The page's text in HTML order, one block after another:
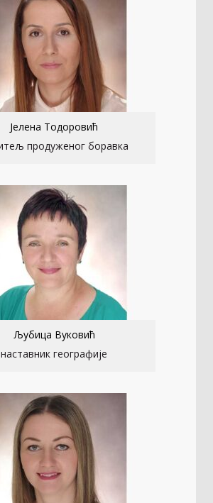
Јелена Тодоровић
продуженог боравка
Љубица Вуковић
наставник географије